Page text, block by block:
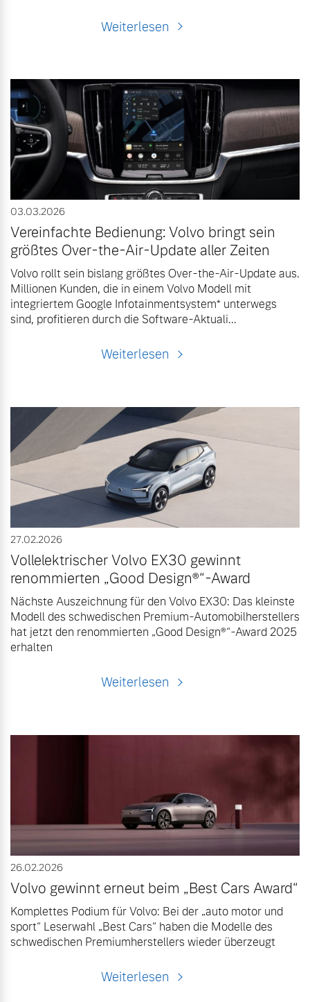
Weiterlesen
03.03.2026
Vereinfachte Bedienung: Volvo bringt sein
größtes Over-the-Air-Update aller Zeiten
Volvo rollt sein bislang größtes Over-the-Air-Update aus.
Millionen Kunden, die in einem Volvo Modell mit
integriertem Google Infotainmentsystem* unterwegs
sind, profitieren durch die Software-Aktuali...
Weiterlesen
27.02.2026
Vollelektrischer Volvo EX30 gewinnt
renommierten „Good Design®“-Award
Nächste Auszeichnung für den Volvo EX30: Das kleinste
Modell des schwedischen Premium-Automobilherstellers
hat jetzt den renommierten „Good Design®“-Award 2025
erhalten
Weiterlesen
26.02.2026
Volvo gewinnt erneut beim „Best Cars Award“
Komplettes Podium für Volvo: Bei der „auto motor und
sport“ Leserwahl „Best Cars“ haben die Modelle des
schwedischen Premiumherstellers wieder überzeugt
Weiterlesen